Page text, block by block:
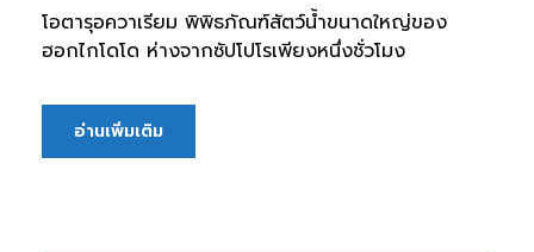
โอตารุอควาเรียม พิพิธภัณฑ์สัตว์น้ำขนาดใหญ่ของ
ฮอกไกโดโด ห่างจากซัปโปโรเพียงหนึ่งชั่วโมง
อ่านเพิ่มเติม